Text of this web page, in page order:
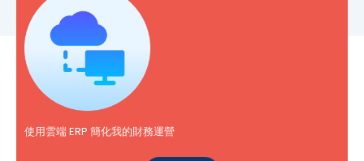
使用雲端 ERP 簡化我的財務運營